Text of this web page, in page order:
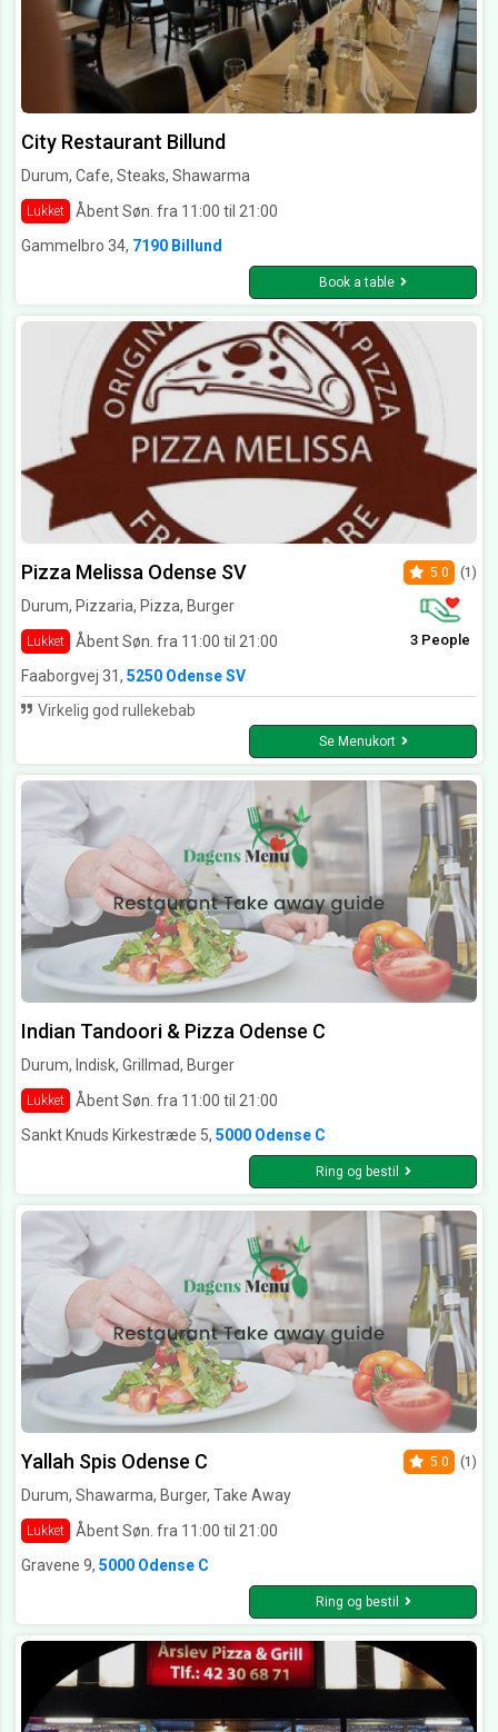
City Restaurant Billund
Durum, Cafe, Steaks, Shawarma
Lukket
Åbent Søn. fra 11:00 til 21:00
Gammelbro 34, 7190 Billund
Book a table
Pizza Melissa Odense SV
Durum, Pizzaria, Pizza, Burger
Lukket Åbent Søn. fra 11:00 til 21:00
5.0 (1)
3 People
Faaborgvej 31, 5250 Odense SV
Virkelig god rullekebab
Se Menukort
Indian Tandoori & Pizza Odense C
Durum, Indisk, Grillmad, Burger
Lukket
Åbent Søn. fra 11:00 til 21:00
Sankt Knuds Kirkestræde 5, 5000 Odense C
Ring og bestil
Yallah Spis Odense C
Durum, Shawarma, Burger, Take Away
Lukket Åbent Søn. fra 11:00 til 21:00
5.0 (1)
Gravene 9, 5000 Odense C
Ring og bestil